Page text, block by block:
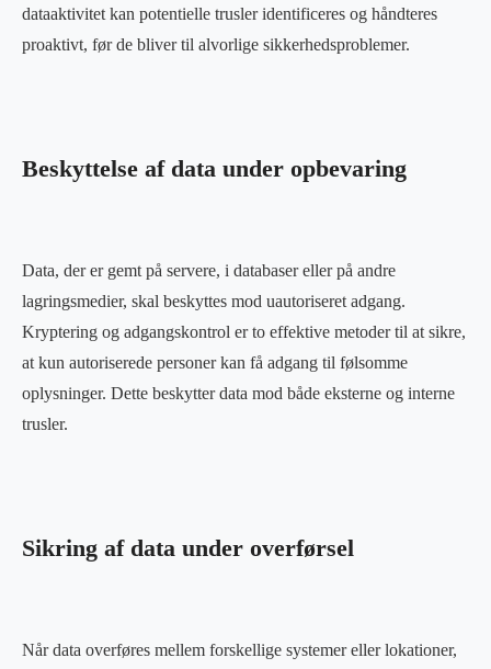
dataaktivitet kan potentielle trusler identificeres og håndteres
proaktivt, før de bliver til alvorlige sikkerhedsproblemer.
Beskyttelse af data under opbevaring
Data, der er gemt på servere, i databaser eller på andre
lagringsmedier, skal beskyttes mod uautoriseret adgang.
Kryptering og adgangskontrol er to effektive metoder til at sikre,
at kun autoriserede personer kan få adgang til følsomme
oplysninger. Dette beskytter data mod både eksterne og interne
trusler.
Sikring af data under overførsel
Når data overføres mellem forskellige systemer eller lokationer,